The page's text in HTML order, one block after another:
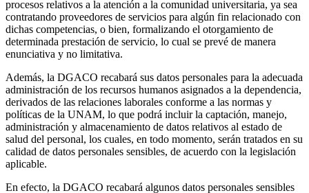
procesos relativos a la atención a la comunidad universitaria, ya sea
contratando proveedores de servicios para algún fin relacionado con
dichas competencias, o bien, formalizando el otorgamiento de
determinada prestación de servicio, lo cual se prevé de manera
enunciativa y no limitativa.
Además, la DGACO recabará sus datos personales para la adecuada
administración de los recursos humanos asignados a la dependencia,
derivados de las relaciones laborales conforme a las normas y
políticas de la UNAM, lo que podrá incluir la captación, manejo,
administración y almacenamiento de datos relativos al estado de
salud del personal, los cuales, en todo momento, serán tratados en su
calidad de datos personales sensibles, de acuerdo con la legislación
aplicable.
En efecto, la DGACO recabará algunos datos personales sensibles